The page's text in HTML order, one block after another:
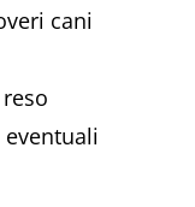
cani